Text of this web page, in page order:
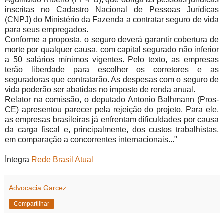
inscritas no Cadastro Nacional de Pessoas Jurídicas
(CNPJ) do Ministério da Fazenda a contratar seguro de vida
para seus empregados.
Conforme a proposta, o seguro deverá garantir cobertura de
morte por qualquer causa, com capital segurado não inferior
a 50 salários mínimos vigentes. Pelo texto, as empresas
terão liberdade para escolher os corretores e as
seguradoras que contratarão. As despesas com o seguro de
vida poderão ser abatidas no imposto de renda anual.
Relator na comissão, o deputado Antonio Balhmann (Pros-
CE) apresentou parecer pela rejeição do projeto. Para ele,
as empresas brasileiras já enfrentam dificuldades por causa
da carga fiscal e, principalmente, dos custos trabalhistas,
em comparação a concorrentes internacionais..."
Íntegra Rede Brasil Atual
Advocacia Garcez
Compartilhar